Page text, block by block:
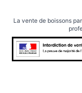
La vente de boissons